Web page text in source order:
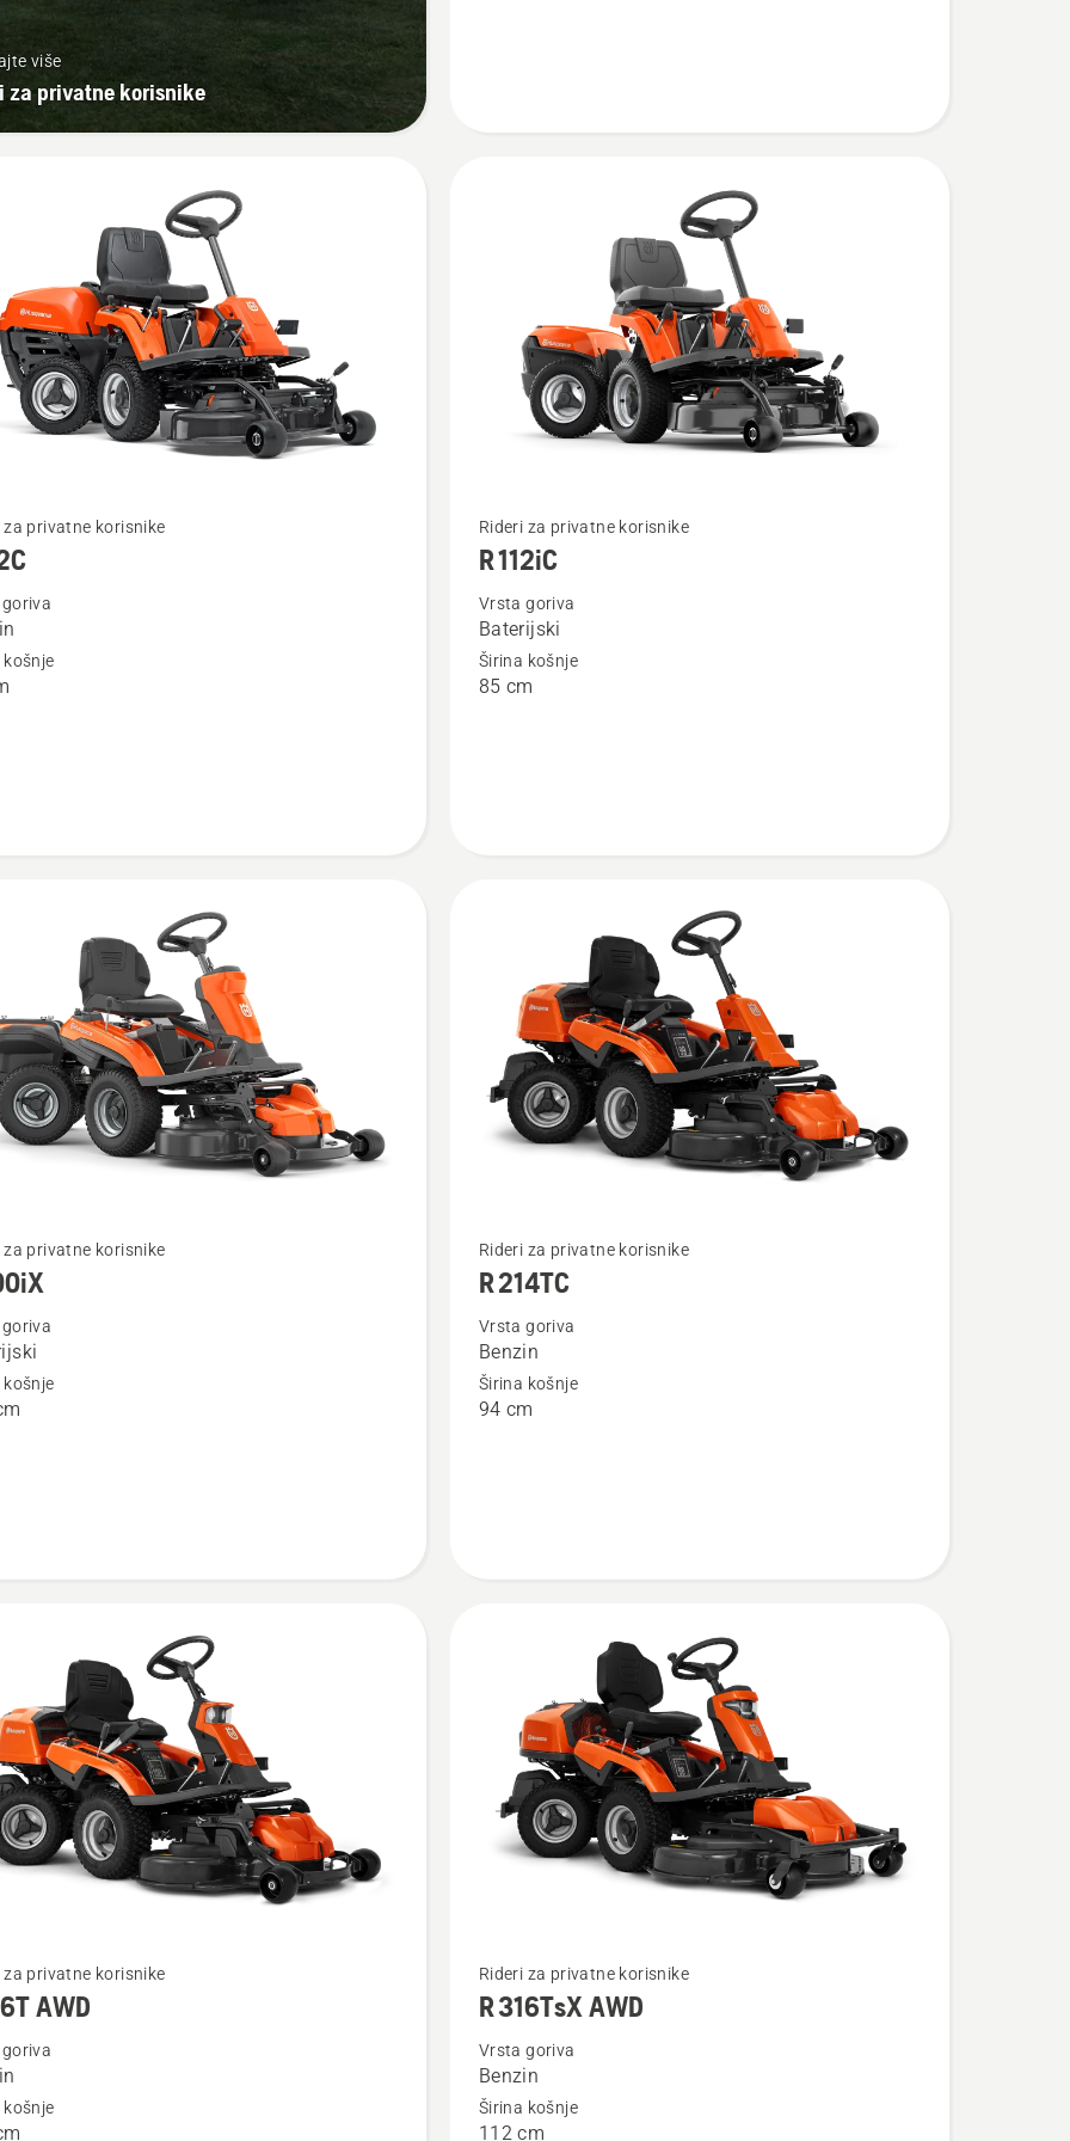
više
za privatne korisnike
za privatne korisnike
košnje
Pogledajte
više
detalja
R 112iC
Rideri za privatne korisnike
R 112iC
Vrsta goriva
Baterijski
Širina košnje
85 cm
za privatne korisnike
košnje
Pogledajte
više
detalja
R 214TC
Rideri za privatne korisnike
R 214TC
Vrsta goriva
Benzin
Širina košnje
94 cm
za privatne korisnike
AWD
košnje
Pogledajte
više
detalja
R 316TsX
Rideri za privatne korisnike
R 316TsX AWD
Vrsta goriva
Benzin
Širina košnje
112 cm